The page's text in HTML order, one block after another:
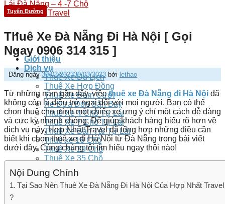
Giới thiệu
Dịch vụ
Thuê Xe Du Lịch
Thuê Xe Hợp Đồng
Thuê Xe Đám Cưới
Xe Đưa Đón Sân Bay
Thuê Xe 4 Chỗ Tự Lái
Thuê Xe 7 Chỗ Tự Lái
Thuê Xe Bản Tải Tự Lái
Thuê xe 16 Chỗ
Thuê Xe 29 Chỗ
Thuê Xe 35 Chỗ
Thuê Xe 45 Chỗ
Bảng giá
Thuê Xe
Tuyến Đường
Thuê Xe Đà Nẵng Đi Hà Nội [ Gọi
Ngay 0906 314 315 ]
Đăng ngày 30/03/202330/03/2023 bởi lethao
Từ những năm gần đây, việcthuê xe Đà Nẵng đi Hà Nội đã
không còn là điều trở ngại đối với mọi người. Bạn có thể
chọn thuê cho mình một chiếc xe ưng ý chỉ một cách dễ dàng
và cực kỳ nhanh chóng. Để giúp khách hàng hiểu rõ hơn về
dịch vụ này, Hợp Nhất Travel đã tổng hợp những điều cần
biết khi chọn thuê xe đi Hà Nội từ Đà Nẵng trong bài viết
dưới đây. Cùng chúng tôi tìm hiểu ngay thôi nào!
Nội Dung Chính
Tại Sao Nên Thuê Xe Đà Nẵng Đi Hà Nội Của Hợp Nhất Travel
?